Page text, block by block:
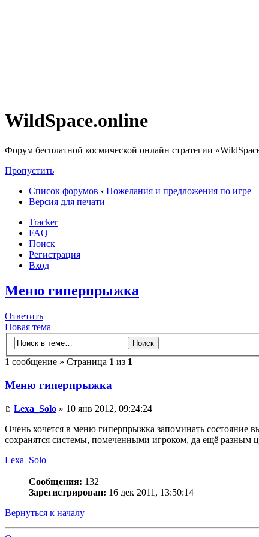
WildSpace.online
Форум бесплатной космической онлайн стратегии
Пропустить
Список форумов ‹ Пожелания и предложения по игре
Версия для печати
Tracker
FAQ
Поиск
Регистрация
Вход
Меню гиперпрыжка
Ответить
Новая тема
1 сообщение » Страница 1 из 1
Меню гиперпрыжка
Lexa_Solo » 10 янв 2012, 09:24:24
Очень хочется в меню гиперпрыжка запоминать состояние
сохранятся системы, помеченными игроком, да ещё разным
Lexa_Solo
Сообщения: 132
Зарегистрирован: 16 дек 2011, 13:50:14
Вернуться к началу